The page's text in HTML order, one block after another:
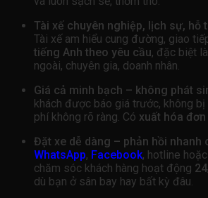
Tài xế chuyên nghiệp, lịch sự, hỗ
Tài xế am hiểu cung đường, giao
tiếng Anh theo yêu cầu, đặc biệt
ngoài, chuyên gia, doanh nhân.
Giá cả minh bạch – không phát
khách được báo giá trước, không
phí không rõ ràng. Có xuất hóa đơn
Đặt xe dễ dàng – phản hồi nhanh
WhatsApp, Facebook, hotline hoặc
chăm sóc khách hàng hoạt động
dù bạn ở sân bay hay bất kỳ đâu.